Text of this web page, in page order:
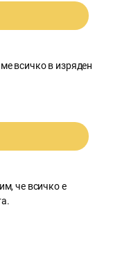
всичко в изряден
че всичко е